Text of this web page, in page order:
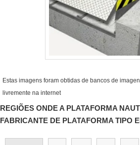
Estas imagens foram obtidas de bancos de
livremente na internet
REGIÕES ONDE A PLATAFORMA
FABRICANTE DE PLATAFORMA TIPO